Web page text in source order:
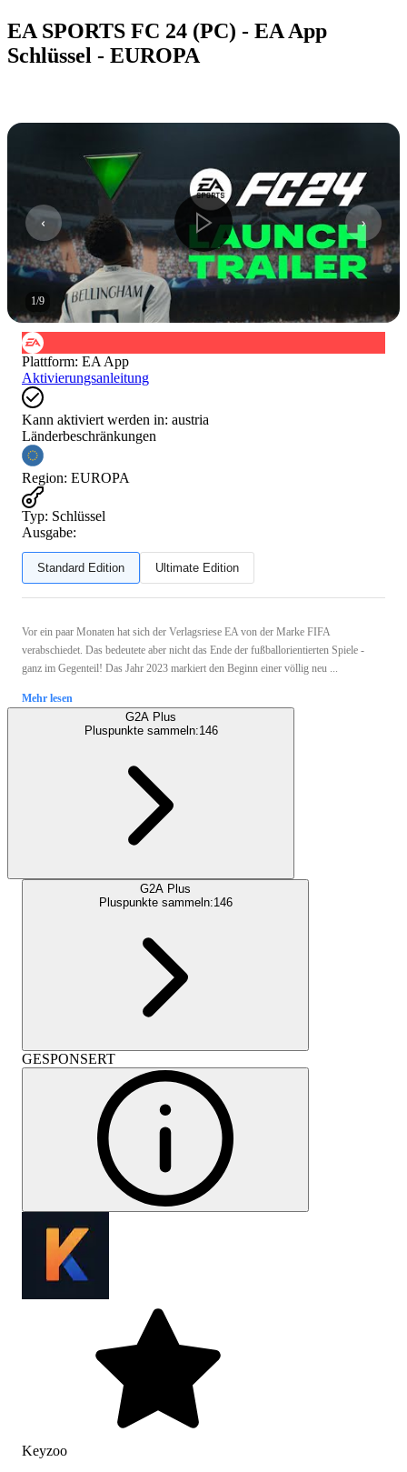
EA SPORTS FC 24 (PC) - EA App
Schlüssel - EUROPA
1/9
Plattform: EA App
Aktivierungsanleitung
Kann aktiviert werden in: austria
Länderbeschränkungen
Region: EUROPA
Typ: Schlüssel
Ausgabe:
Standard Edition Ultimate Edition
Vor ein paar Monaten hat sich der Verlagsriese EA von der Marke FIFA
verabschiedet. Das bedeutete aber nicht das Ende der fußballorientierten Spiele -
ganz im Gegenteil! Das Jahr 2023 markiert den Beginn einer völlig neu ...
Mehr lesen
G2A Plus
Pluspunkte sammeln:146
G2A Plus
Pluspunkte sammeln:146
GESPONSERT
Keyzoo